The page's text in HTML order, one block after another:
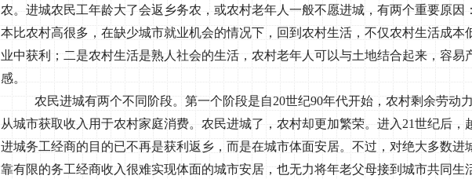
农。进城农民工年龄大了会返乡务农，或农村老年人一般不愿进城，有两个重要原因
本比农村高很多，在缺少城市就业机会的情况下，回到农村生活，不仅农村生活成本
业中获利；二是农村生活是熟人社会的生活，农村老年人可以与土地结合起来，容易
感。
农民进城有两个不同阶段。第一个阶段是自20世纪90年代开始，农村剩余劳动
从城市获取收入用于农村家庭消费。农民进城了，农村却更加繁荣。进入21世纪后，
进城务工经商的目的已不再是获利返乡，而是在城市体面安居。不过，对绝大多数进
靠有限的务工经商收入很难实现体面的城市安居，也无力将年老父母接到城市共同生